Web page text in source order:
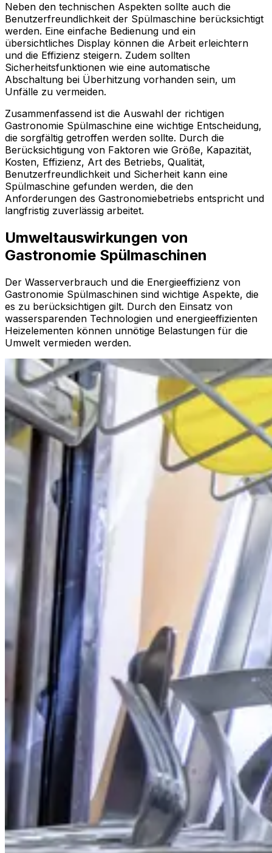
Neben den technischen Aspekten sollte auch die
Benutzerfreundlichkeit der Spülmaschine berücksichtigt
werden. Eine einfache Bedienung und ein
übersichtliches Display können die Arbeit erleichtern
und die Effizienz steigern. Zudem sollten
Sicherheitsfunktionen wie eine automatische
Abschaltung bei Überhitzung vorhanden sein, um
Unfälle zu vermeiden.
Zusammenfassend ist die Auswahl der richtigen
Gastronomie Spülmaschine eine wichtige Entscheidung,
die sorgfältig getroffen werden sollte. Durch die
Berücksichtigung von Faktoren wie Größe, Kapazität,
Kosten, Effizienz, Art des Betriebs, Qualität,
Benutzerfreundlichkeit und Sicherheit kann eine
Spülmaschine gefunden werden, die den
Anforderungen des Gastronomiebetriebs entspricht und
langfristig zuverlässig arbeitet.
Umweltauswirkungen von
Gastronomie Spülmaschinen
Der Wasserverbrauch und die Energieeffizienz von
Gastronomie Spülmaschinen sind wichtige Aspekte, die
es zu berücksichtigen gilt. Durch den Einsatz von
wassersparenden Technologien und energieeffizienten
Heizelementen können unnötige Belastungen für die
Umwelt vermieden werden.